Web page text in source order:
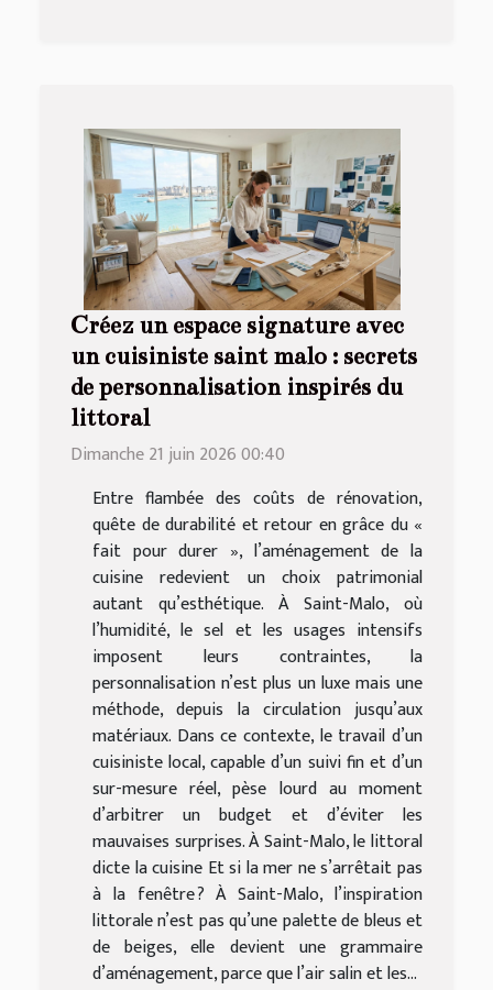
Créez un espace signature avec
un cuisiniste saint malo : secrets
de personnalisation inspirés du
littoral
Dimanche 21 juin 2026 00:40
Entre flambée des coûts de rénovation,
quête de durabilité et retour en grâce du «
fait pour durer », l’aménagement de la
cuisine redevient un choix patrimonial
autant qu’esthétique. À Saint-Malo, où
l’humidité, le sel et les usages intensifs
imposent leurs contraintes, la
personnalisation n’est plus un luxe mais une
méthode, depuis la circulation jusqu’aux
matériaux. Dans ce contexte, le travail d’un
cuisiniste local, capable d’un suivi fin et d’un
sur-mesure réel, pèse lourd au moment
d’arbitrer un budget et d’éviter les
mauvaises surprises. À Saint-Malo, le littoral
dicte la cuisine Et si la mer ne s’arrêtait pas
à la fenêtre ? À Saint-Malo, l’inspiration
littorale n’est pas qu’une palette de bleus et
de beiges, elle devient une grammaire
d’aménagement, parce que l’air salin et les...